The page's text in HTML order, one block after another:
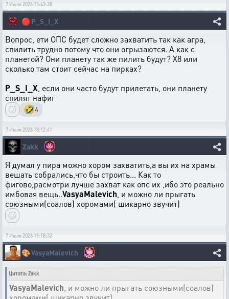
7 Июля 2026 15:43:38
🔴P_S_I_X
Вопрос, ети ОПС будет сложно захватить так как агра,
спилить трудно потому что они огрызаются. А как с
планетой? Они планету так же пилить будут? Х8 или
сколько там стоит сейчас на пирках?
P_S_I_X , если они часто будут прилетать, они планету
спилят нафиг
🤣4
7 Июля 2026 18:12:41
Zakk
Я думал у пира можно хором захватить,а вы их на храмы
вешать собрались,что бы строить... Как то
фигово,расмотри лучше захват как опс их ,ибо это реально
имбовая вещь..VasyaMalevich , и можно ли прыгать
союзными(соалов) хоромами( шикарно звучит)
7 Июля 2026 19:18:32
🎨VasyaMalevich
Цитата: Zakk
VasyaMalevich , и можно ли прыгать союзными(соалов)